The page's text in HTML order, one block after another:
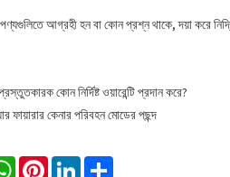
আগ্রহী হন বা কোন প্রশ্ন থাকে, দয়া করে
কোন নির্দিষ্ট ওয়ারেন্টি প্রদান করে?
ফায়ারার কেনার পরিবহন মোডের পছন্দ
WhatsAppPinterestLinkedIn